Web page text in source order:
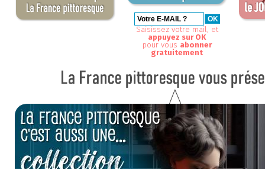
Saisissez votre mail, et
appuyez sur OK
pour vous abonner
gratuitement